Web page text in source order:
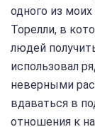
одного из
Торелли, в
людей
использовал
неверными
вдаваться в
отношения к